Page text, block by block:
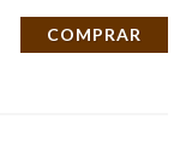
COMPRAR